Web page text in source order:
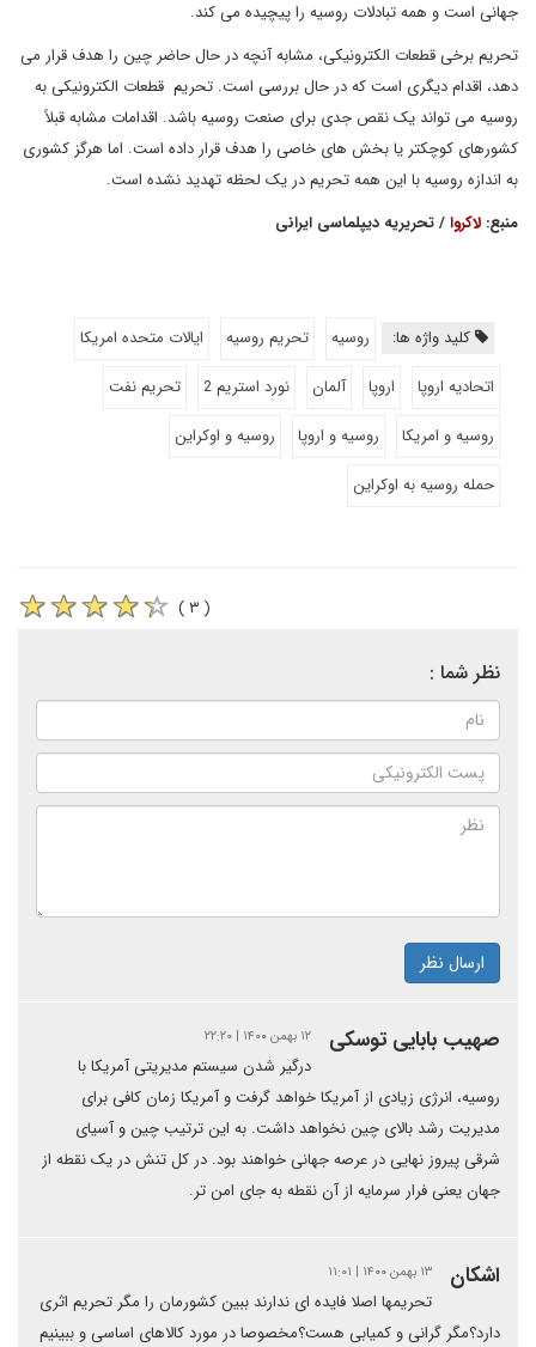
جهانی است و همه تبادلات روسیه را پیچیده می کند.
تحریم برخی قطعات الکترونیکی، مشابه آنچه در حال حاضر چین را هدف قرار می
دهد، اقدام دیگری است که در حال بررسی است. تحریم قطعات الکترونیکی به
روسیه می تواند یک نقص جدی برای صنعت روسیه باشد. اقدامات مشابه قبلاً
کشورهای کوچکتر یا بخش های خاصی را هدف قرار داده است. اما هرگز کشوری
به اندازه روسیه با این همه تحریم در یک لحظه تهدید نشده است.
منبع: لاکروا/ تحریریه دیپلماسی ایرانی
کلید واژه ها: روسیه تحریم روسیه
ایالات متحده امریکا
اتحادیه اروپا
اروپا آلمان نورد استریم 2
تحریم نفت
روسیه و امریکا
روسیه و اروپا
روسیه و اوکراین
حمله روسیه به اوکراین
( ۳ )
نظر شما :
ارسال نظر
صهیب بابایی توسکی ۱۲ بهمن ۱۴۰۰ | ۲۲:۲۰
درگیر شدن سیستم مدیریتی آمریکا با
روسیه، انرژی زیادی از آمریکا خواهد گرفت و آمریکا زمان کافی برای
مدیریت رشد بالای چین نخواهد داشت. به این ترتیب چین و آسیای
شرقی پیروز نهایی در عرصه جهانی خواهند بود. در کل تنش در یک نقطه از
جهان یعنی فرار سرمایه از آن نقطه به جای امن تر.
اشکان ۱۳ بهمن ۱۴۰۰ | ۱۱:۰۱
تحریمها اصلا فایده ای ندارند ببین کشورمان را مگر تحریم اثری
دارد؟مگر گرانی و کمیابی هست؟مخصوصا در مورد کالاهای اساسی و ببینیم